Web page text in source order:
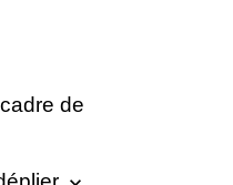
de